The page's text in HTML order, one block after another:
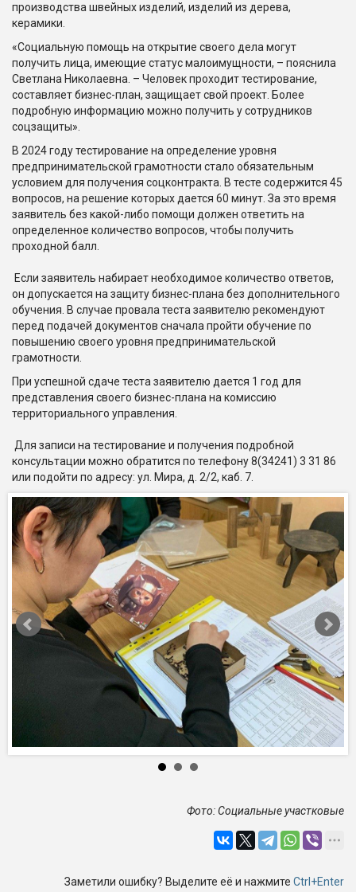
производства швейных изделий, изделий из дерева,
керамики.
«Социальную помощь на открытие своего дела могут
получить лица, имеющие статус малоимущности, – пояснила
Светлана Николаевна. – Человек проходит тестирование,
составляет бизнес-план, защищает свой проект. Более
подробную информацию можно получить у сотрудников
соцзащиты».
В 2024 году тестирование на определение уровня
предпринимательской грамотности стало обязательным
условием для получения соцконтракта. В тесте содержится 45
вопросов, на решение которых дается 60 минут. За это время
заявитель без какой-либо помощи должен ответить на
определенное количество вопросов, чтобы получить
проходной балл.
Если заявитель набирает необходимое количество ответов,
он допускается на защиту бизнес-плана без дополнительного
обучения. В случае провала теста заявителю рекомендуют
перед подачей документов сначала пройти обучение по
повышению своего уровня предпринимательской
грамотности.
При успешной сдаче теста заявителю дается 1 год для
представления своего бизнес-плана на комиссию
территориального управления.
Для записи на тестирование и получения подробной
консультации можно обратится по телефону 8(34241) 3 31 86
или подойти по адресу: ул. Мира, д. 2/2, каб. 7.
Фото: Социальные участковые
Заметили ошибку? Выделите её и нажмите Ctrl+Enter